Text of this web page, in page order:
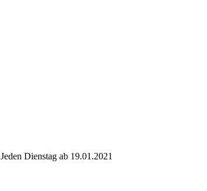
Jeden Dienstag ab 19.01.2021